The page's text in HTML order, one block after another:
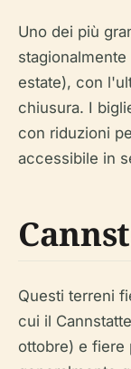
Uno dei più
estate), con
chiusura. I
con riduzioni
accessibile in
Questi terreni
cui il
ottobre) e fiere